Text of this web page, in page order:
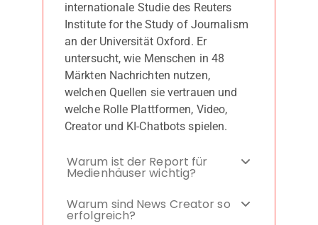
internationale Studie des Reuters
Institute for the Study of Journalism
an der Universität Oxford. Er
untersucht, wie Menschen in 48
Märkten Nachrichten nutzen,
welchen Quellen sie vertrauen und
welche Rolle Plattformen, Video,
Creator und KI-Chatbots spielen.
Warum ist der Report für
Medienhäuser wichtig?
Warum sind News Creator so
erfolgreich?